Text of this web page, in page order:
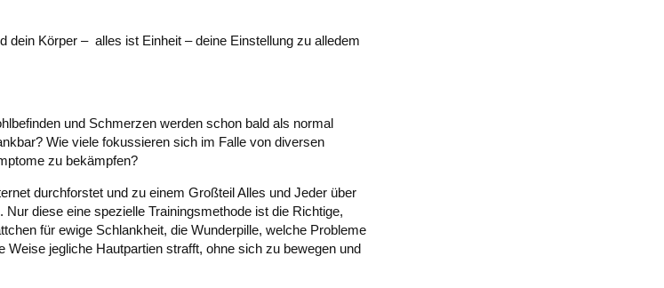
dein Körper – alles ist Einheit – deine Einstellung zu alledem
und Schmerzen werden schon bald als normal
Wie viele fokussieren sich im Falle von diversen
zu bekämpfen?
durchforstet und zu einem Großteil Alles und Jeder über
diese eine spezielle Trainingsmethode ist die Richtige,
für ewige Schlankheit, die Wunderpille, welche Probleme
jegliche Hautpartien strafft, ohne sich zu bewegen und